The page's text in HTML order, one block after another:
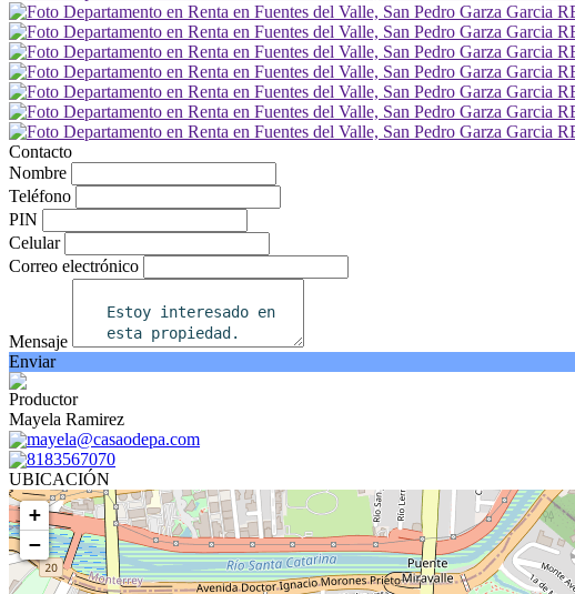
Contacto
Nombre
Teléfono
PIN
Celular
Correo electrónico
Mensaje
Enviar
Productor
Mayela Ramirez
mayela@casaodepa.com
8183567070
UBICACIÓN
+
−